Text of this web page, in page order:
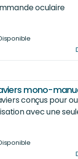
oculaire
mono-
conçus pour
avec une